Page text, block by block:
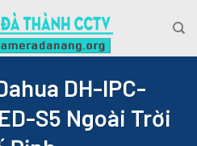
DH-IPC-
S5 Ngoài Trời